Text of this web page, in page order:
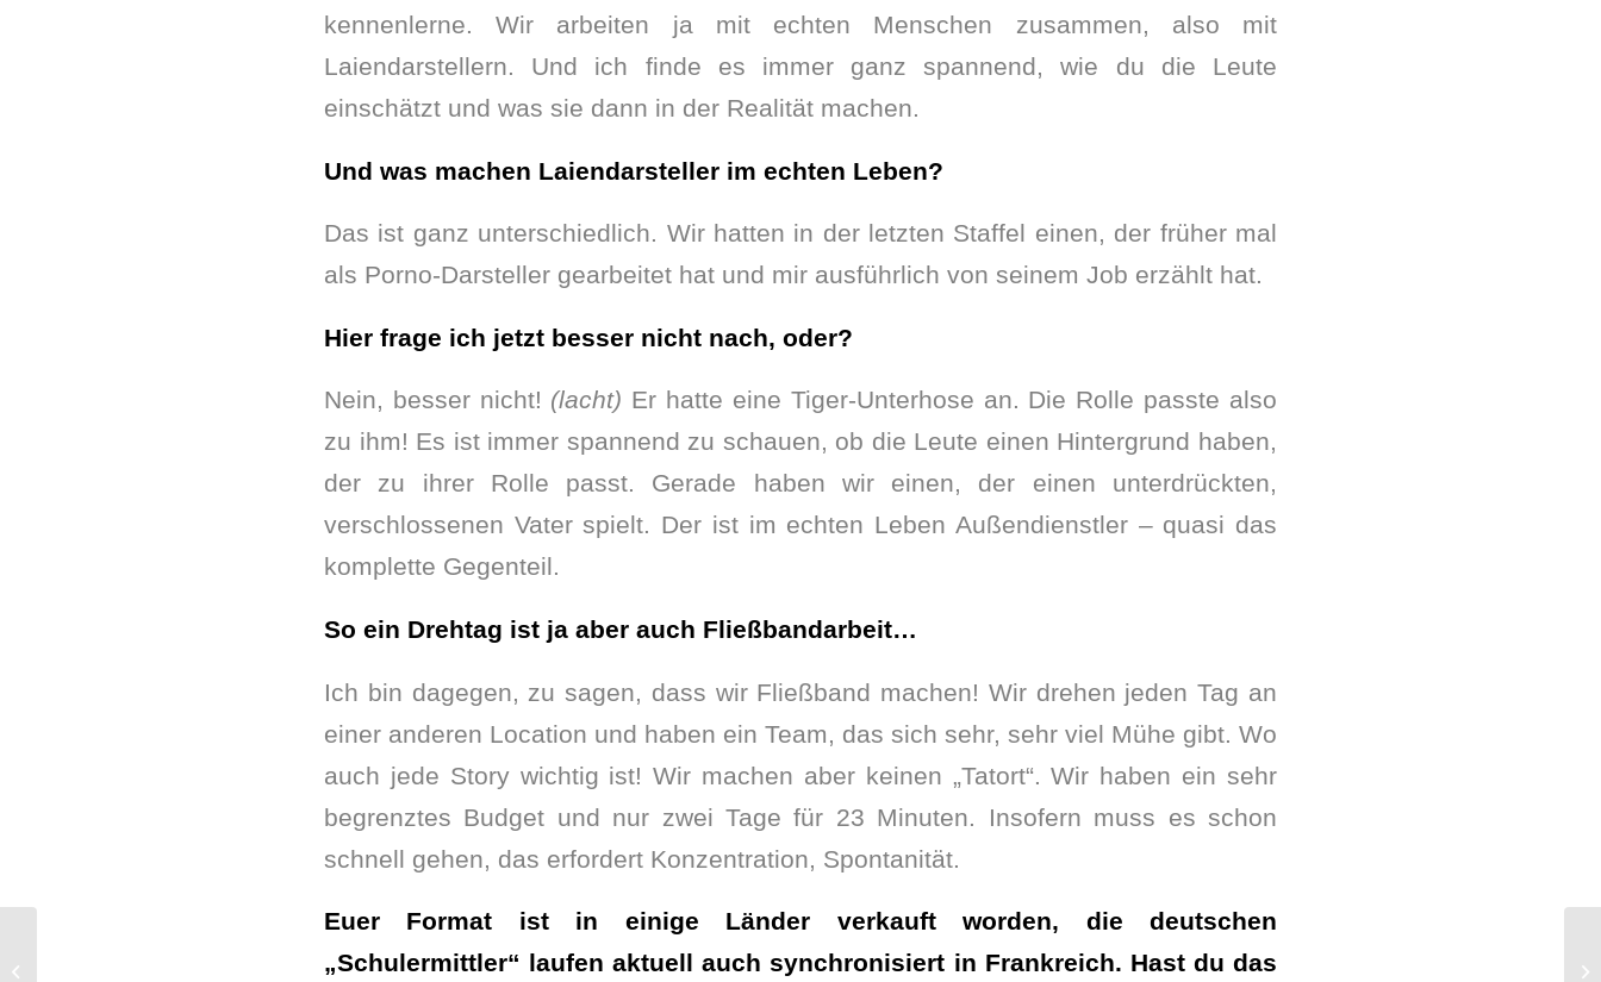
kennenlerne. Wir arbeiten ja mit echten Menschen zusammen, also mit
Laiendarstellern. Und ich finde es immer ganz spannend, wie du die Leute
einschätzt und was sie dann in der Realität machen.
Und was machen Laiendarsteller im echten Leben?
Das ist ganz unterschiedlich. Wir hatten in der letzten Staffel einen, der früher mal
als Porno-Darsteller gearbeitet hat und mir ausführlich von seinem Job erzählt hat.
Hier frage ich jetzt besser nicht nach, oder?
Nein, besser nicht! (lacht) Er hatte eine Tiger-Unterhose an. Die Rolle passte also
zu ihm! Es ist immer spannend zu schauen, ob die Leute einen Hintergrund haben,
der zu ihrer Rolle passt. Gerade haben wir einen, der einen unterdrückten,
verschlossenen Vater spielt. Der ist im echten Leben Außendienstler – quasi das
komplette Gegenteil.
So ein Drehtag ist ja aber auch Fließbandarbeit…
Ich bin dagegen, zu sagen, dass wir Fließband machen! Wir drehen jeden Tag an
einer anderen Location und haben ein Team, das sich sehr, sehr viel Mühe gibt. Wo
auch jede Story wichtig ist! Wir machen aber keinen „Tatort“. Wir haben ein sehr
begrenztes Budget und nur zwei Tage für 23 Minuten. Insofern muss es schon
schnell gehen, das erfordert Konzentration, Spontanität.
Euer Format ist in einige Länder verkauft worden, die deutschen
„Schulermittler“ laufen aktuell auch synchronisiert in Frankreich. Hast du das